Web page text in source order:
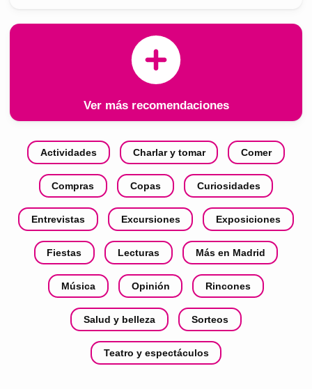
Ver más recomendaciones
Actividades Charlar y tomar Comer
Compras Copas Curiosidades
Entrevistas Excursiones Exposiciones
Fiestas Lecturas Más en Madrid
Música Opinión Rincones
Salud y belleza Sorteos
Teatro y espectáculos